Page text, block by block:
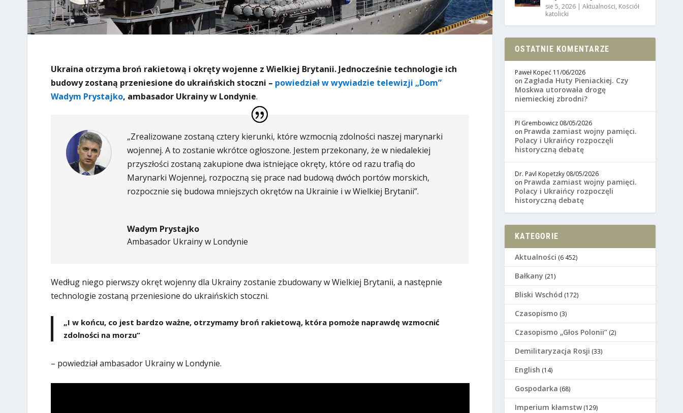
Ukraina otrzyma broń rakietową i okręty wojenne z Wielkiej Brytanii. Jednocześnie technologie ich
budowy zostaną przeniesione do ukraińskich stoczni – powiedział w wywiadzie telewizji „Dom”
Wadym Prystajko, ambasador Ukrainy w Londynie.
„Zrealizowane zostaną cztery kierunki, które wzmocnią zdolności naszej marynarki
wojennej. A to zostanie wkrótce ogłoszone. Jestem przekonany, że w niedalekiej
przyszłości zostaną zakupione dwa istniejące okręty, które od razu trafią do
Marynarki Wojennej, rozpoczną się prace nad budową dwóch portów morskich,
rozpocznie się budowa mniejszych okrętów na Ukrainie i w Wielkiej Brytanii”.
Wadym Prystajko
Ambasador Ukrainy w Londynie
Według niego pierwszy okręt wojenny dla Ukrainy zostanie zbudowany w Wielkiej Brytanii, a następnie
technologie zostaną przeniesione do ukraińskich stoczni.
„I w końcu, co jest bardzo ważne, otrzymamy broń rakietową, która pomoże naprawdę wzmocnić
zdolności na morzu”
– powiedział ambasador Ukrainy w Londynie.
sie 5, 2026 |Aktualności, Kościół
katolicki
OSTATNIE KOMENTARZE
Paweł Kopeć 11/06/2026
on Zagłada Huty Pieniackiej. Czy
Moskwa utorowała drogę
niemieckiej zbrodni?
PI Grembowicz 08/05/2026
on Prawda zamiast wojny pamięci.
Polacy i Ukraińcy rozpoczęli
historyczną debatę
Dr. Pavl Kopetzky 08/05/2026
on Prawda zamiast wojny pamięci.
Polacy i Ukraińcy rozpoczęli
historyczną debatę
KATEGORIE
Aktualności (6 452)
Bałkany (21)
Bliski Wschód (172)
Czasopismo (3)
Czasopismo „Głos Polonii” (2)
Demilitaryzacja Rosji (33)
English (14)
Gospodarka (68)
Imperium kłamstw (129)